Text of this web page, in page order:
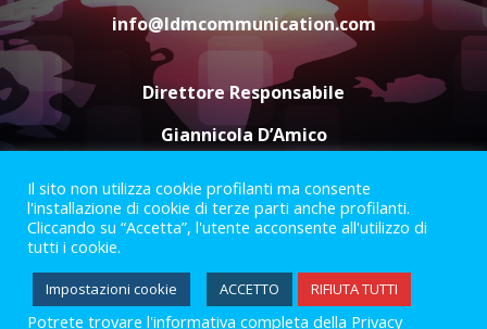
5
6 Agosto 2026 18:13
info@ldmcommunication.com
Direttore Responsabile
Giannicola D’Amico
Termini e Condizioni
Privacy Policy
Informazioni Legali
Facebook
Instagram
Youtube
Il sito non utilizza cookie profilanti ma consente
l'installazione di cookie di terze parti anche profilanti.
Cliccando su “Accetta”, l'utente acconsente all'utilizzo di
tutti i cookie.
Impostazioni cookie ACCETTO RIFIUTA TUTTI
Potrete trovare l'informativa completa della Privacy